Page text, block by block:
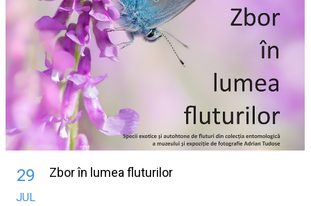
29
JUL
Zbor în lumea fluturilor